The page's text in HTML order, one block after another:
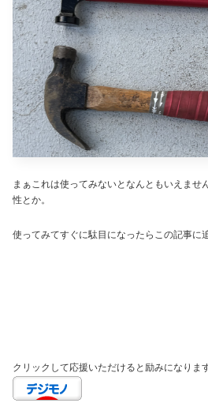
まぁこれは使ってみないとなんともいえませ
性とか。
使ってみてすぐに駄目になったらこの記事に
クリックして応援いただけると励みになりま